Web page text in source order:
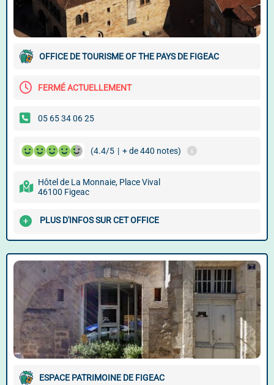
OFFICE DE TOURISME OF THE PAYS DE FIGEAC
FERMÉ ACTUELLEMENT
05 65 34 06 25
(4.4/5 | + de 440 notes)
Hôtel de La Monnaie, Place Vival
46100 Figeac
PLUS D'INFOS SUR CET OFFICE
ESPACE PATRIMOINE DE FIGEAC